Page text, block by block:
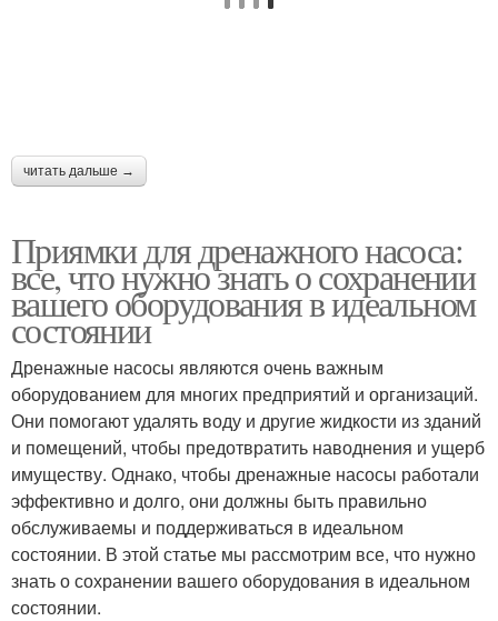
читать дальше →
Приямки для дренажного насоса:
все, что нужно знать о сохранении
вашего оборудования в идеальном
состоянии
Дренажные насосы являются очень важным
оборудованием для многих предприятий и организаций.
Они помогают удалять воду и другие жидкости из зданий
и помещений, чтобы предотвратить наводнения и ущерб
имуществу. Однако, чтобы дренажные насосы работали
эффективно и долго, они должны быть правильно
обслуживаемы и поддерживаться в идеальном
состоянии. В этой статье мы рассмотрим все, что нужно
знать о сохранении вашего оборудования в идеальном
состоянии.